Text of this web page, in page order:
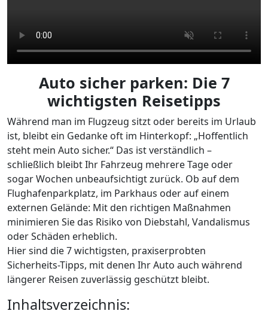
Auto sicher parken: Die 7
wichtigsten Reisetipps
Während man im Flugzeug sitzt oder bereits im Urlaub
ist, bleibt ein Gedanke oft im Hinterkopf: „Hoffentlich
steht mein Auto sicher.“ Das ist verständlich –
schließlich bleibt Ihr Fahrzeug mehrere Tage oder
sogar Wochen unbeaufsichtigt zurück. Ob auf dem
Flughafenparkplatz, im Parkhaus oder auf einem
externen Gelände: Mit den richtigen Maßnahmen
minimieren Sie das Risiko von Diebstahl, Vandalismus
oder Schäden erheblich.
Hier sind die 7 wichtigsten, praxiserprobten
Sicherheits-Tipps, mit denen Ihr Auto auch während
längerer Reisen zuverlässig geschützt bleibt.
Inhaltsverzeichnis: